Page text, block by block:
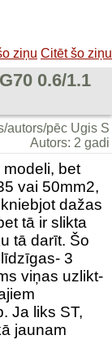
ziņu Citēt šo ziņu
0.6/1.1
autors/pēc Ugis S
Autors: 2 gadi
bet
vai 50mm2,
dažas
tā ir slikta
tā darīt. Šo
3
viņas uzlikt-
Ja liks ST,
jaunam